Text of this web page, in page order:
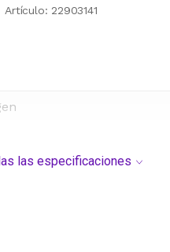
Artículo: 22903141
las especificaciones